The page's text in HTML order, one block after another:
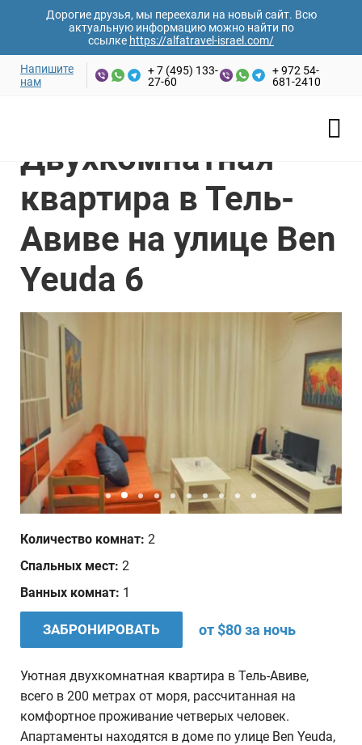
Дорогие друзья, мы переехали на новый сайт. Всю
актуальную информацию можно найти по
ссылке https://alfatravel-israel.com/
Напишите
нам
+ 7 (495) 133-
27-60
+ 972 54-
681-2410
Двухкомнатная квартира в Тель-Авиве на улице Ben Yeuda
Двухкомнатная
квартира в Тель-
Авиве на улице Ben
Yeuda 6
Количество комнат: 2
Спальных мест: 2
Ванных комнат: 1
ЗАБРОНИРОВАТЬ от $80 за ночь
Уютная двухкомнатная квартира в Тель-Авиве,
всего в 200 метрах от моря, рассчитанная на
комфортное проживание четверых человек.
Апартаменты находятся в доме по улице Ben Yeuda,
Ваши имя и фамилия*
Email адрес*
Номер телефона*
Дата отъезда
Количество человек
1
Ваши пожелания